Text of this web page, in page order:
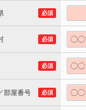
必須
必須
必須
部屋番号 必須